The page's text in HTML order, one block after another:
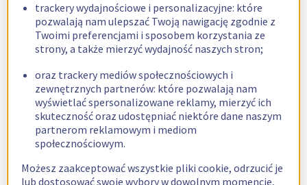
trackery wydajnościowe i personalizacyjne: które
pozwalają nam ulepszać Twoją nawigację zgodnie z
Twoimi preferencjami i sposobem korzystania ze
strony, a także mierzyć wydajność naszych stron;
oraz trackery mediów społecznościowych i
zewnętrznych partnerów: które pozwalają nam
wyświetlać spersonalizowane reklamy, mierzyć ich
skuteczność oraz udostępniać niektóre dane naszym
partnerom reklamowym i mediom
społecznościowym.
Możesz zaakceptować wszystkie pliki cookie, odrzucić je
lub dostosować swoje wybory w dowolnym momencie,